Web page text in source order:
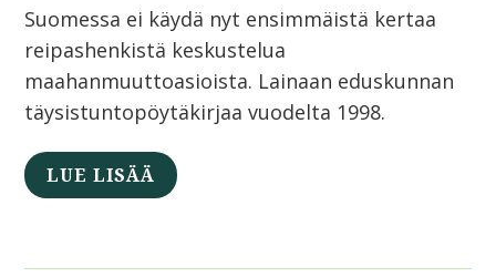
Suomessa ei käydä nyt ensimmäistä kertaa
reipashenkistä keskustelua
maahanmuuttoasioista. Lainaan eduskunnan
täysistuntopöytäkirjaa vuodelta 1998.
LUE LISÄÄ